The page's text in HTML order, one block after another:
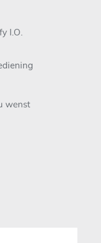
I.O.
wenst